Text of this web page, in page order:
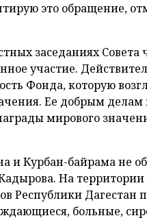
это обращение,
заседаниях Совета
участие.
Фонда, которую
Ее добрым делам
мирового
и Курбан-байрама не
На территории
Республики Дагестан
больные,